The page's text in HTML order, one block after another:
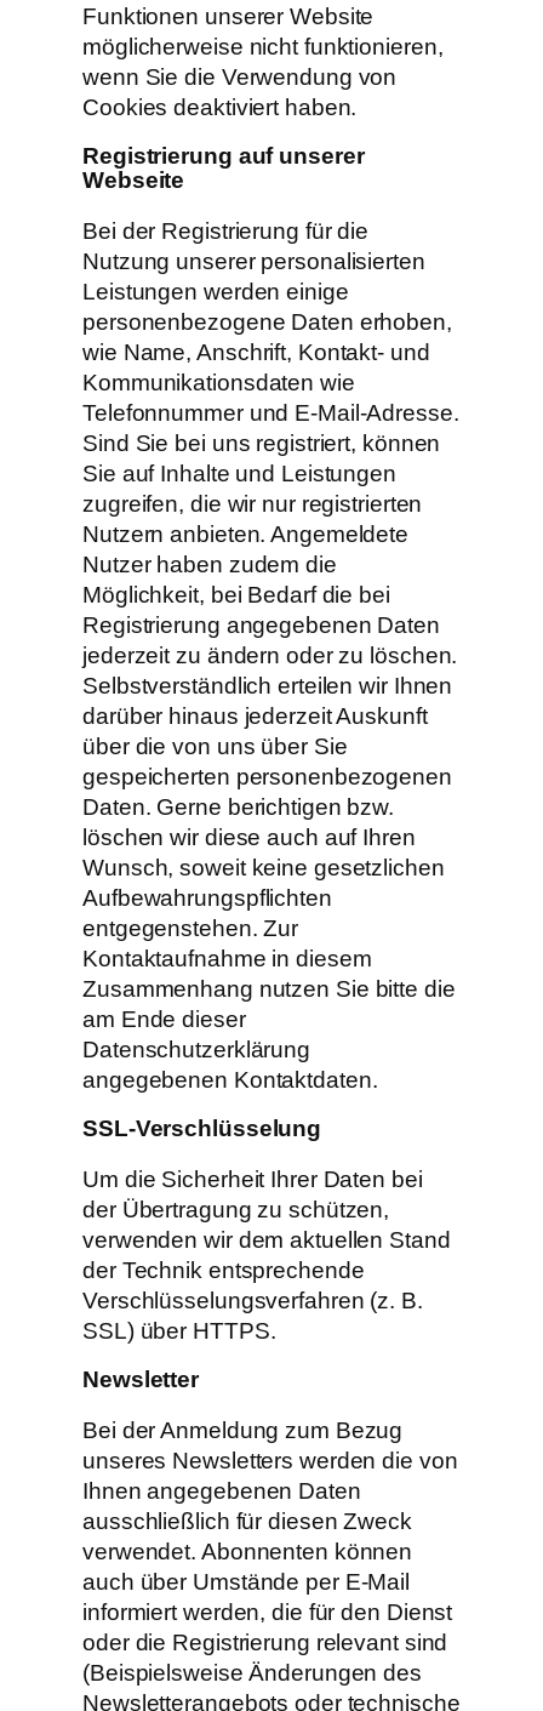
Funktionen unserer Website
möglicherweise nicht funktionieren,
wenn Sie die Verwendung von
Cookies deaktiviert haben.
Registrierung auf unserer
Webseite
Bei der Registrierung für die
Nutzung unserer personalisierten
Leistungen werden einige
personenbezogene Daten erhoben,
wie Name, Anschrift, Kontakt- und
Kommunikationsdaten wie
Telefonnummer und E-Mail-Adresse.
Sind Sie bei uns registriert, können
Sie auf Inhalte und Leistungen
zugreifen, die wir nur registrierten
Nutzern anbieten. Angemeldete
Nutzer haben zudem die
Möglichkeit, bei Bedarf die bei
Registrierung angegebenen Daten
jederzeit zu ändern oder zu löschen.
Selbstverständlich erteilen wir Ihnen
darüber hinaus jederzeit Auskunft
über die von uns über Sie
gespeicherten personenbezogenen
Daten. Gerne berichtigen bzw.
löschen wir diese auch auf Ihren
Wunsch, soweit keine gesetzlichen
Aufbewahrungspflichten
entgegenstehen. Zur
Kontaktaufnahme in diesem
Zusammenhang nutzen Sie bitte die
am Ende dieser
Datenschutzerklärung
angegebenen Kontaktdaten.
SSL-Verschlüsselung
Um die Sicherheit Ihrer Daten bei
der Übertragung zu schützen,
verwenden wir dem aktuellen Stand
der Technik entsprechende
Verschlüsselungsverfahren (z. B.
SSL) über HTTPS.
Newsletter
Bei der Anmeldung zum Bezug
unseres Newsletters werden die von
Ihnen angegebenen Daten
ausschließlich für diesen Zweck
verwendet. Abonnenten können
auch über Umstände per E-Mail
informiert werden, die für den Dienst
oder die Registrierung relevant sind
(Beispielsweise Änderungen des
Newsletterangebots oder technische